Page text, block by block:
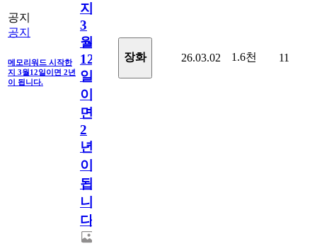
공지
공지
메모리워드 시작한
지 3월12일이면 2년
이 됩니다.
지
3
월
12
일
이
면
2
년
이
됩
니
다.
장화 26.03.02 1.6천 11